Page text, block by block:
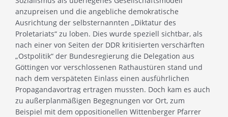
anzupreisen und die angebliche demokratische
Ausrichtung der selbsternannten „Diktatur des
Proletariats“ zu loben. Dies wurde speziell sichtbar, als
nach einer von Seiten der DDR kritisierten verschärften
„Ostpolitik“ der Bundesregierung die Delegation aus
Göttingen vor verschlossenen Rathaustüren stand und
nach dem verspäteten Einlass einen ausführlichen
Propagandavortrag ertragen mussten. Doch kam es auch
zu außerplanmäßigen Begegnungen vor Ort, zum
Beispiel mit dem oppositionellen Wittenberger Pfarrer